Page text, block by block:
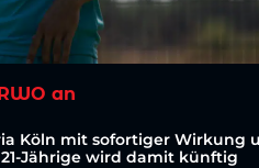
an
Köln mit sofortiger Wirkung
Jährige wird damit künftig